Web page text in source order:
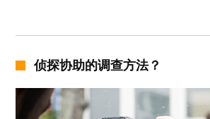
侦探协助的调查方法？